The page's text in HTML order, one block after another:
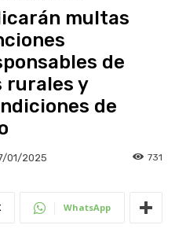
multas
de
rurales y
de
01/2025 731
WhatsApp